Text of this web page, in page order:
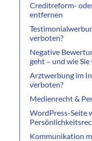
Creditreform-
entfernen
verboten?
Negative
geht – und wie Sie
Arztwerbung im
verboten?
Medienrecht &
WordPress-Seite
Kommunikation